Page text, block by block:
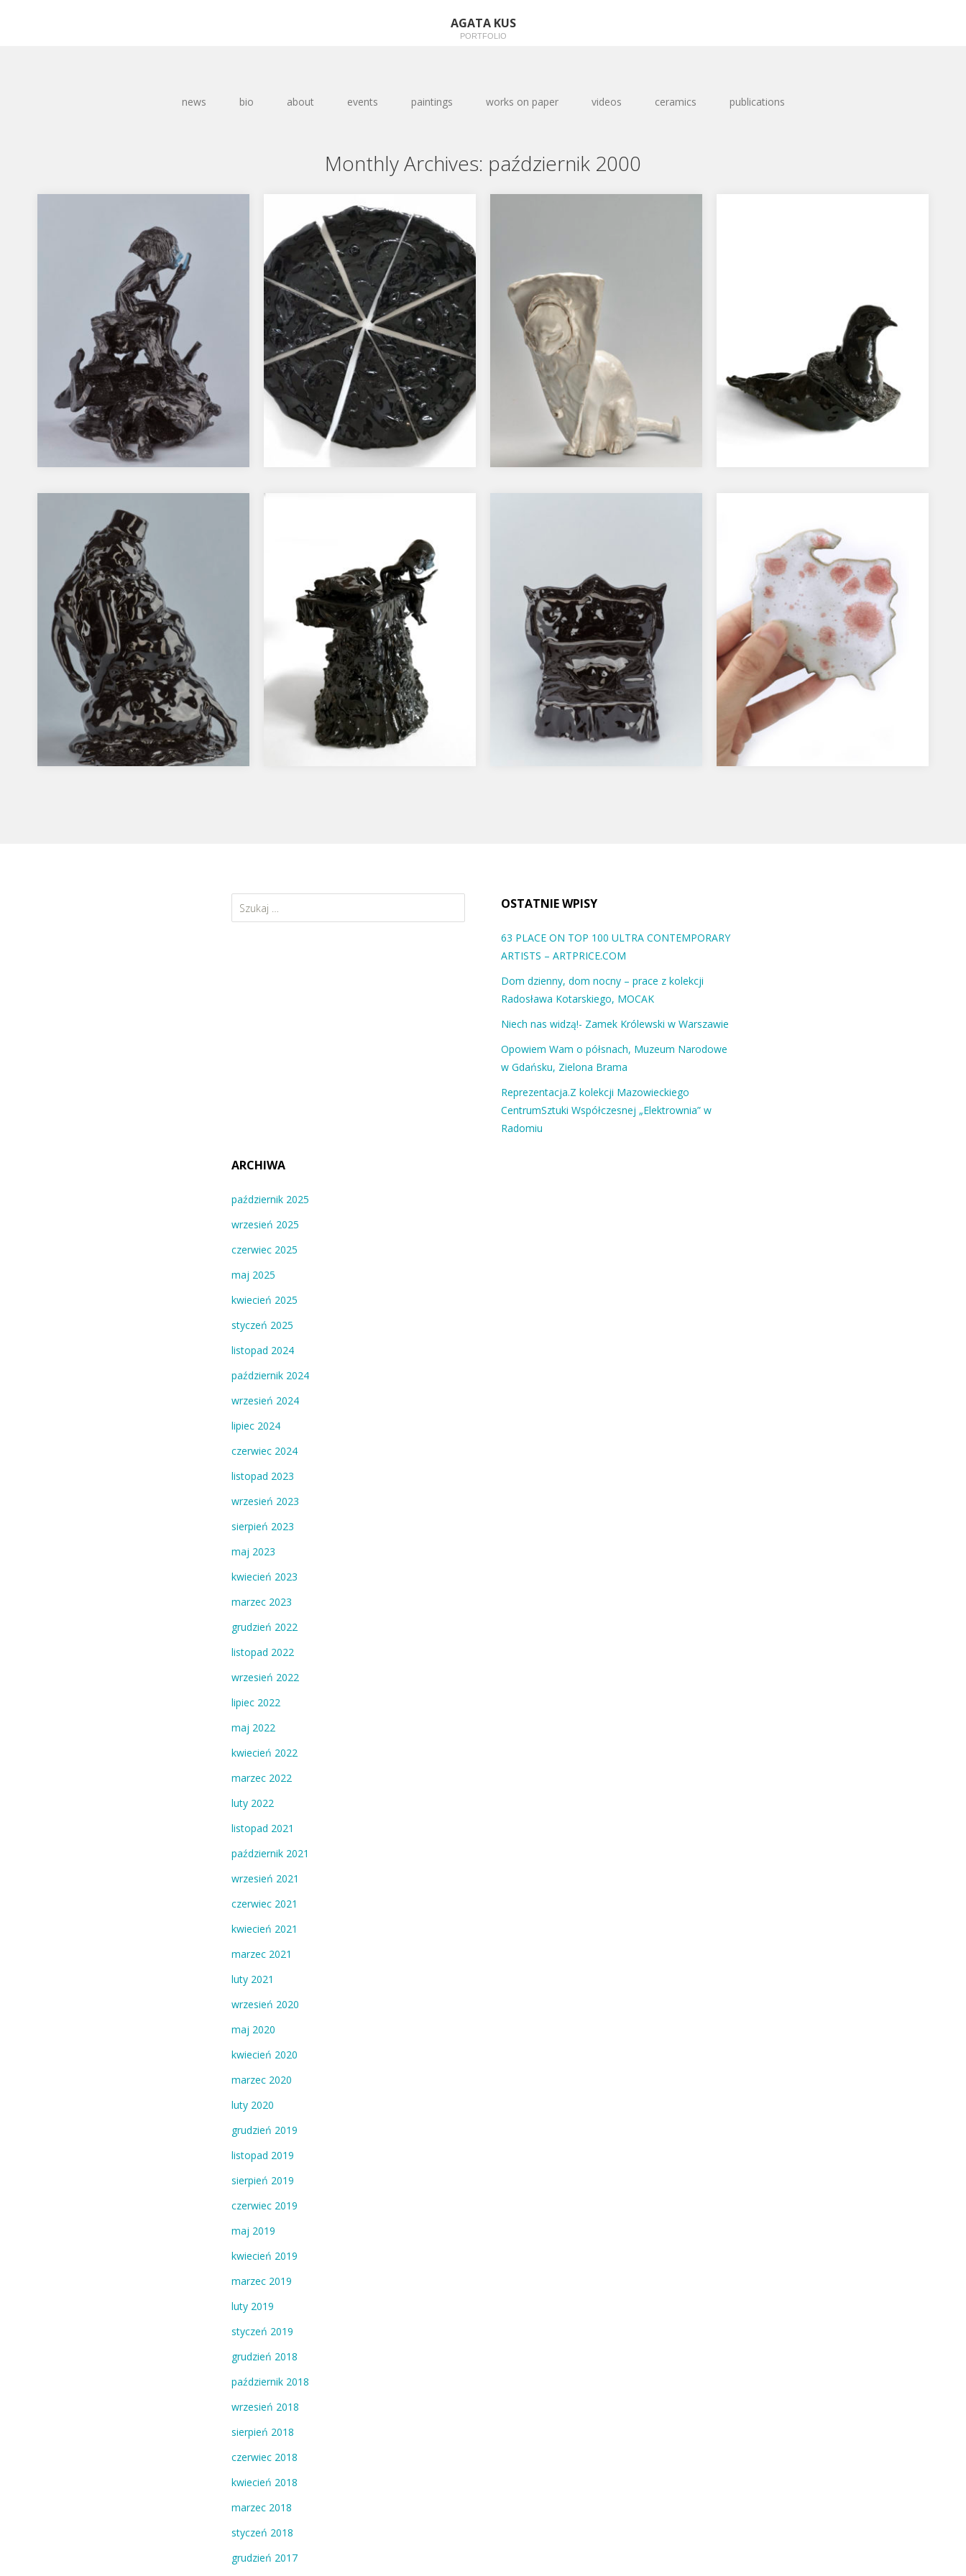
AGATA KUS
PORTFOLIO
news bio about events paintings works on paper videos ceramics publications
Monthly Archives: październik 2000
Szukaj: OSTATNIE WPISY
63 PLACE ON TOP 100 ULTRA CONTEMPORARY
ARTISTS – ARTPRICE.COM
Dom dzienny, dom nocny – prace z kolekcji
Radosława Kotarskiego, MOCAK
Niech nas widzą!- Zamek Królewski w Warszawie
Opowiem Wam o półsnach, Muzeum Narodowe
w Gdańsku, Zielona Brama
Reprezentacja.Z kolekcji Mazowieckiego
CentrumSztuki Współczesnej „Elektrownia” w
Radomiu
ARCHIWA
październik 2025
wrzesień 2025
czerwiec 2025
maj 2025
kwiecień 2025
styczeń 2025
listopad 2024
październik 2024
wrzesień 2024
lipiec 2024
czerwiec 2024
listopad 2023
wrzesień 2023
sierpień 2023
maj 2023
kwiecień 2023
marzec 2023
grudzień 2022
listopad 2022
wrzesień 2022
lipiec 2022
maj 2022
kwiecień 2022
marzec 2022
luty 2022
listopad 2021
październik 2021
wrzesień 2021
czerwiec 2021
kwiecień 2021
marzec 2021
luty 2021
wrzesień 2020
maj 2020
kwiecień 2020
marzec 2020
luty 2020
grudzień 2019
listopad 2019
sierpień 2019
czerwiec 2019
maj 2019
kwiecień 2019
marzec 2019
luty 2019
styczeń 2019
grudzień 2018
październik 2018
wrzesień 2018
sierpień 2018
czerwiec 2018
kwiecień 2018
marzec 2018
styczeń 2018
grudzień 2017